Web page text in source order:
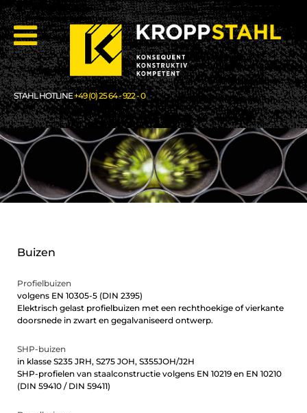
STAHL HOTLINE+49 (0) 25 64 - 922 - 0
Buizen
Profielbuizen
volgens EN 10305-5 (DIN 2395)
Elektrisch gelast profielbuizen met een rechthoekige of vierkante
doorsnede in zwart en gegalvaniseerd ontwerp.
SHP-buizen
in klasse S235 JRH, S275 JOH, S355JOH/J2H
SHP-profielen van staalconstructie volgens EN 10219 en EN 10210
(DIN 59410 / DIN 59411)